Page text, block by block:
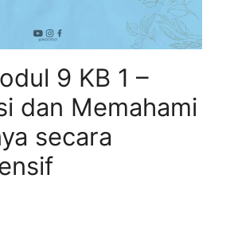
9 KB 1 –
dan Memahami
secara